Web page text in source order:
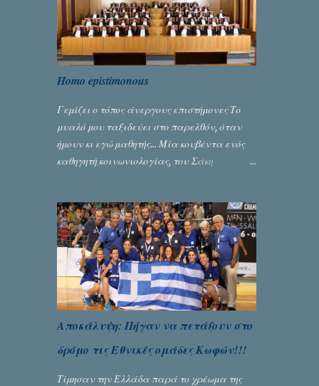
Homo epistimonous
Γεμίζει ο τόπος άνεργους επιστήμονες Το
μυαλό μου ταξιδεύει στο παρελθόν, όταν
ήμουν κι εγώ μαθητής... Μία κουβέντα ενός
καθηγητή κοινωνιολογίας, του Σάκη
Γράφει ο Σταύρος Αλευρογιάννης
Αποκάλυψη: Πήγαν να πετάξουν στο
δρόμο τις Εθνικές ομάδες Κωφών!!!
Τίμησαν την Ελλάδα παρά το χρέωμα της